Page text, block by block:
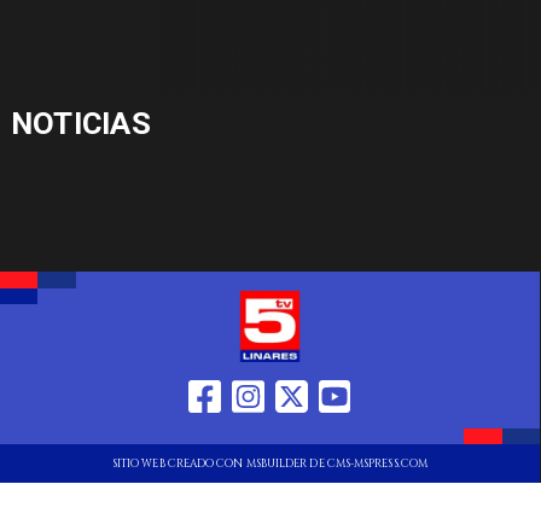
NOTICIAS
SITIO WEB CREADO CON MSBUILDER DE CMS-MSPRESS.COM